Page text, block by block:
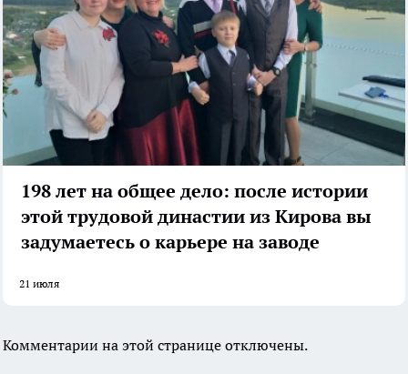
198 лет на общее дело: после истории
этой трудовой династии из Кирова вы
задумаетесь о карьере на заводе
21 июля
Комментарии на этой странице отключены.